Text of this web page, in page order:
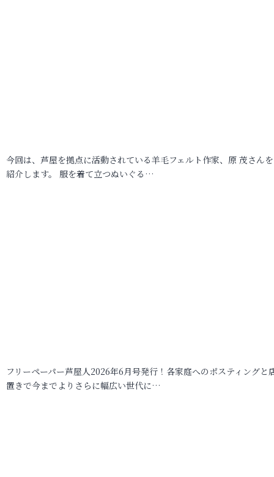
今回は、芦屋を拠点に活動されている羊毛フェルト作家、原 茂さん
紹介します。 服を着て立つぬいぐる…
フリーペーパー芦屋人2026年6月号発行！各家庭へのポスティングと
置きで今までよりさらに幅広い世代に…